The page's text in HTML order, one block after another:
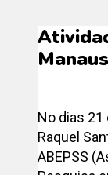
Manaus
No dias
Raquel
ABEPSS